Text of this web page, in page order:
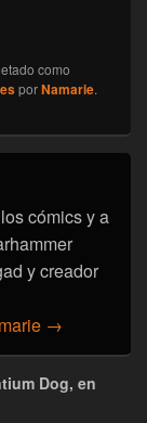
como
porNamarie.
cómics y a
y creador
→
Dog, en